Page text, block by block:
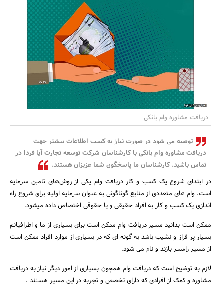
بانک، بیمه و سرمایه
مسکن و ساختمان
دریافت مشاوره وام بانکی
توصیه می شود در صورت نیاز به کسب اطلاعات بیشتر جهت
دریافت مشاوره وام بانکی با کارشناسان شرکت توسعه تجارت آیا فردا در
تماس باشید. کارشناسان ما پاسخگوی شما عزیزان هستند.
در ابتدای شروع یک کسب و کار دریافت وام یکی از روش‌های تامین سرمایه
است. وام های متعددی از منابع گوناگونی به عنوان سرمایه اولیه برای شروع راه
اندازی یک کسب و کار به افراد حقیقی و یا حقوقی اختصاص داده میشود.
ممکن است بدانید مسیر دریافت وام ممکن است برای بسیاری از ما و اطرافیانم
بسیار پر فراز و نشیب باشد به گونه ای که در بسیاری از موارد افراد ممکن است
از مسیر رامسر بازند و نام می شود.
لازم به توضیح است که دریافت وام همچون بسیاری از امور دیگر نیاز به دریافت
مشاوره و کمک از افرادی که دارای تخصص و تجربه در این مسیر هستند .